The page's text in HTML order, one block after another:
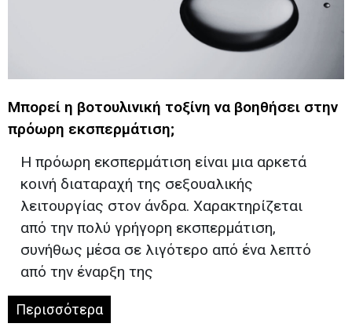
Μπορεί η βοτουλινική τοξίνη να βοηθήσει στην
πρόωρη εκσπερμάτιση;
Η πρόωρη εκσπερμάτιση είναι μια αρκετά
κοινή διαταραχή της σεξουαλικής
λειτουργίας στον άνδρα. Χαρακτηρίζεται
από την πολύ γρήγορη εκσπερμάτιση,
συνήθως μέσα σε λιγότερο από ένα λεπτό
από την έναρξη της
Περισσότερα